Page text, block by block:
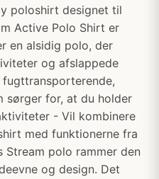
poloshirt designet til
Active Polo Shirt er
en alsidig polo, der
og afslappede
sørger for, at du holder
- Vil kombinere
med funktionerne fra
polo rammer den
og design. Det